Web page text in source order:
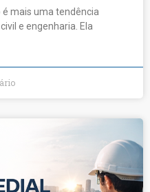
mais uma tendência
e engenharia. Ela